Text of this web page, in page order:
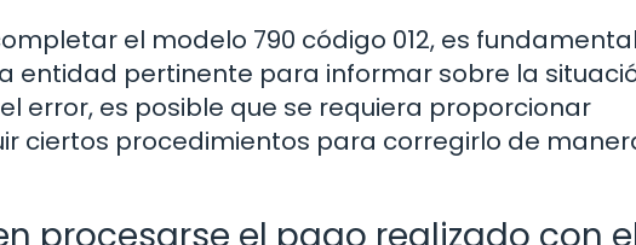
el modelo 790 código 012, es fundamental
entidad pertinente para informar sobre la
error, es posible que se requiera proporcionar
ciertos procedimientos para corregirlo de